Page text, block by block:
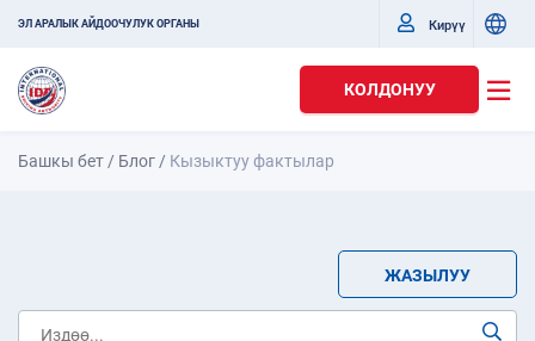
ЭЛ АРАЛЫК АЙДООЧУЛУК ОРГАНЫ Кирүү
КОЛДОНУУ
Башкы бет / Блог / Кызыктуу фактылар
ЖАЗЫЛУУ